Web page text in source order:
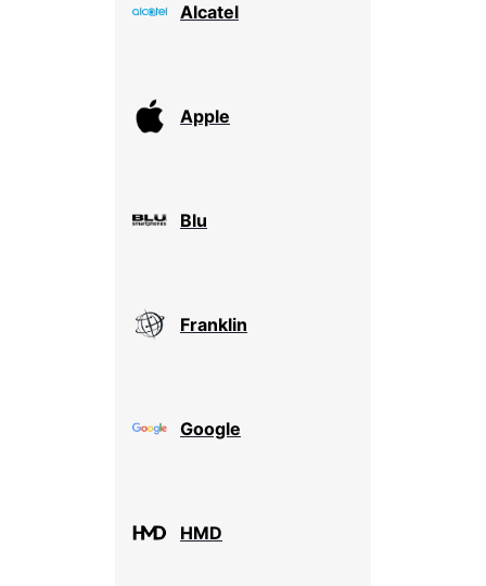
Alcatel
Apple
Blu
Franklin
Google
HMD